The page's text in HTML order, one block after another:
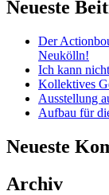
Neueste
Der
Neukölln!
Ich kann
Kollektives
Ausstellung
Aufbau für
Neueste
Archiv